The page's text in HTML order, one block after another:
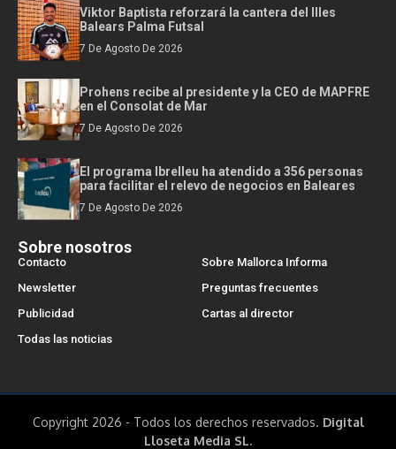
Viktor Baptista reforzará la cantera del Illes
Balears Palma Futsal
7 De Agosto De 2026
Prohens recibe al presidente y la CEO de MAPFRE
en el Consolat de Mar
7 De Agosto De 2026
El programa Ibrelleu ha atendido a 356 personas
para facilitar el relevo de negocios en Baleares
7 De Agosto De 2026
Sobre nosotros
Contacto
Sobre Mallorca Informa
Newsletter
Preguntas frecuentes
Publicidad
Cartas al director
Todas las noticias
Copyright 2026 - Todos los derechos reservados. Digital
Lloseta Media SL.